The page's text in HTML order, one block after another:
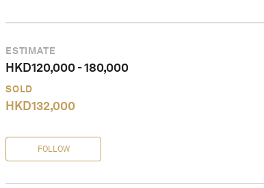
ESTIMATE
HKD120,000-180,000
SOLD
HKD132,000
FOLLOW